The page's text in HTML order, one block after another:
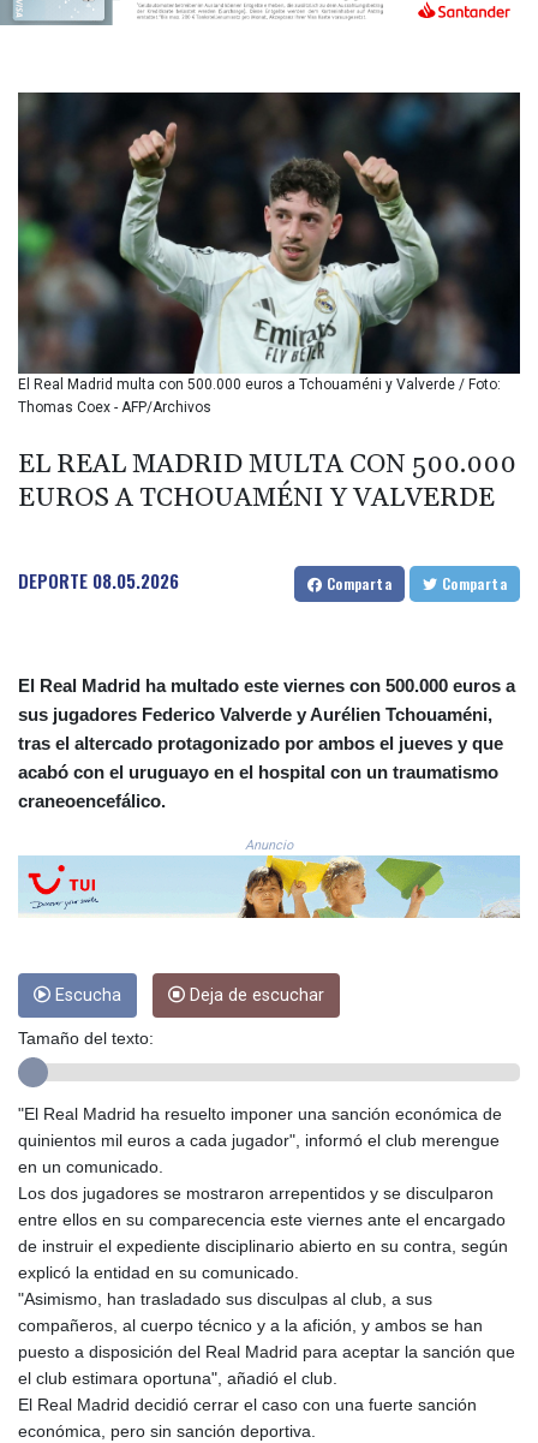
BIF 3449.795471
BTN 109.850883
BWP 15.611467
BYN 3.41754
BYR
22581.690677
BZD 2.321467
CAD 1.615317
CDF
2603.806986
CLP
1055.210169
CNY 7.775763
3641.136324
CVE 110.279556
CZK 24.248834
DJF 205.552484
DKK 7.475686
EGP 57.25311
ERN 17.281906
ETB 186.307243
GBP 0.856474
GHS 13.567791
GMD 85.257004
GNF
GTQ 8.807392
GYD 241.487115
HKD 9.038495
HNL 30.937889
HRK 7.53374
HTG 150.917301
HUF 365.417829
IDR
20663.399096
ILS 3.465254
El Real Madrid multa con 500.000 euros a Tchouaméni y Valverde / Foto:
Thomas Coex - AFP/Archivos
EL REAL MADRID MULTA CON 500.000
EUROS A TCHOUAMÉNI Y VALVERDE
DEPORTE 08.05.2026 Comparta Comparta
El Real Madrid ha multado este viernes con 500.000 euros a
sus jugadores Federico Valverde y Aurélien Tchouaméni,
tras el altercado protagonizado por ambos el jueves y que
acabó con el uruguayo en el hospital con un traumatismo
craneoencefálico.
Anuncio
Escucha Deja de escuchar
Tamaño del texto:
"El Real Madrid ha resuelto imponer una sanción económica de
quinientos mil euros a cada jugador", informó el club merengue
en un comunicado.
Los dos jugadores se mostraron arrepentidos y se disculparon
entre ellos en su comparecencia este viernes ante el encargado
de instruir el expediente disciplinario abierto en su contra, según
explicó la entidad en su comunicado.
"Asimismo, han trasladado sus disculpas al club, a sus
compañeros, al cuerpo técnico y a la afición, y ambos se han
puesto a disposición del Real Madrid para aceptar la sanción que
el club estimara oportuna", añadió el club.
El Real Madrid decidió cerrar el caso con una fuerte sanción
económica, pero sin sanción deportiva.